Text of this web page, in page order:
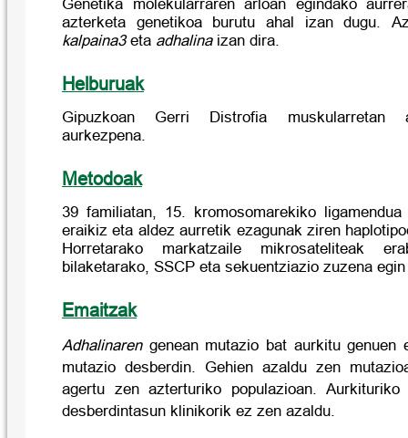
Genetika molekularraren arloan egindako
azterketa genetikoa burutu ahal izan dugu.
kalpaina3eta adhalinaizan dira.
Helburuak
Gipuzkoan Gerri Distrofia muskularretan
aurkezpena.
Metodoak
39 familiatan, 15. kromosomarekiko
eraikiz eta aldez aurretik ezagunak ziren
Horretarako markatzaile mikrosateliteak
bilaketarako, SSCP eta sekuentziazio zuzena
Emaitzak
Adhalinarengenean mutazio bat aurkitu genuen
mutazio desberdin. Gehien azaldu zen
agertu zen azterturiko populazioan. Aurkituriko
desberdintasun klinikorik ez zen azaldu.